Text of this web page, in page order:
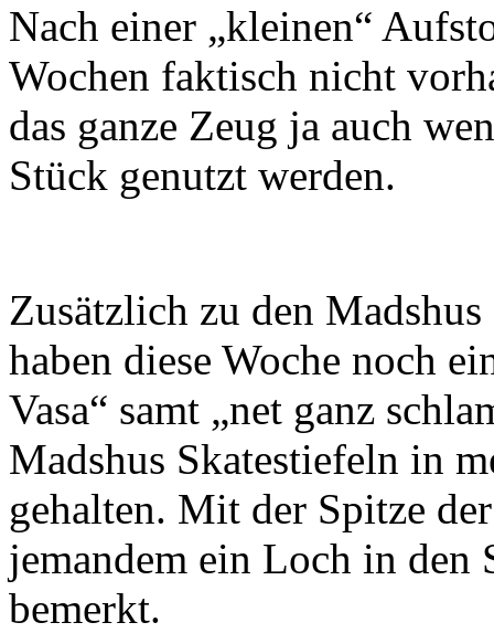
Nach einer „kleinen“
Wochen faktisch nicht
das ganze Zeug ja auch
Stück genutzt werden.
Zusätzlich zu den
haben diese Woche noch
Vasa“ samt „net ganz
Madshus Skatestiefeln in
gehalten. Mit der Spitze
jemandem ein Loch in den
bemerkt.